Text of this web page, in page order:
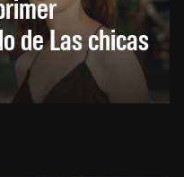
de Las chicas